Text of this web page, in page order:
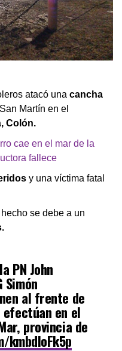
atacó una cancha
Martín en el
Colón.
cae en el mar de la
fallece
y una víctima fatal
se debe a un
PN John
Simón
al frente de
en el
provincia de
kmbdloFk5p